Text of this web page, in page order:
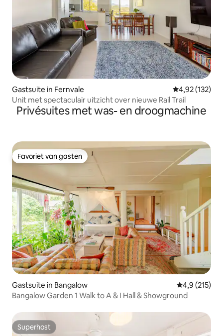
Gastsuite in Fernvale Gemiddelde
4,92 (132)
Unit met spectaculair uitzicht over nieuwe Rail Trail
Privésuites met was- en droogmachine
Favoriet van gasten
Favoriet van gasten
Gastsuite in Bangalow Gemiddelde
4,9 (215)
Bangalow Garden 1 Walk to A & I Hall & Showground
Superhost
Superhost